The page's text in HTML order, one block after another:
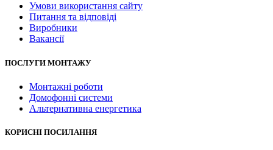
Умови використання сайту
Питання та відповіді
Виробники
Вакансії
ПОСЛУГИ МОНТАЖУ
Монтажні роботи
Домофонні системи
Альтернативна енергетика
КОРИСНІ ПОСИЛАННЯ